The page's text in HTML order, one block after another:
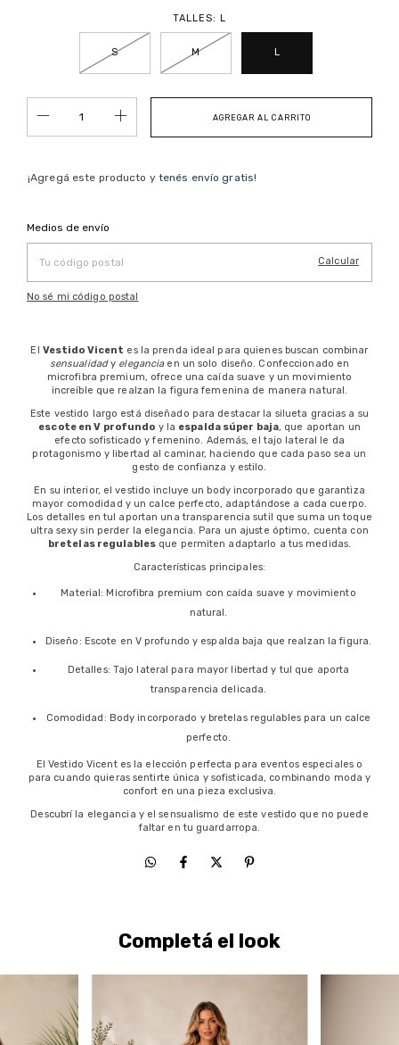
TALLES:L
S M L
¡Agregá este producto y tenés envío gratis!
Entregas para el CP:
Medios de envío
Calcular
No sé mi código postal
El Vestido Vicent es la prenda ideal para quienes buscan combinar
sensualidady eleganciaen un solo diseño. Confeccionado en
microfibra premium, ofrece una caída suave y un movimiento
increíble que realzan la figura femenina de manera natural.
Este vestido largo está diseñado para destacar la silueta gracias a su
escote en V profundo y la espalda súper baja, que aportan un
efecto sofisticado y femenino. Además, el tajo lateral le da
protagonismo y libertad al caminar, haciendo que cada paso sea un
gesto de confianza y estilo.
En su interior, el vestido incluye un body incorporado que garantiza
mayor comodidad y un calce perfecto, adaptándose a cada cuerpo.
Los detalles en tul aportan una transparencia sutil que suma un toque
ultra sexy sin perder la elegancia. Para un ajuste óptimo, cuenta con
bretelas regulablesque permiten adaptarlo a tus medidas.
Características principales:
Material: Microfibra premium con caída suave y movimiento
natural.
Diseño: Escote en V profundo y espalda baja que realzan la figura.
Detalles: Tajo lateral para mayor libertad y tul que aporta
transparencia delicada.
Comodidad: Body incorporado y bretelas regulables para un calce
perfecto.
El Vestido Vicent es la elección perfecta para eventos especiales o
para cuando quieras sentirte única y sofisticada, combinando moda y
confort en una pieza exclusiva.
Descubrí la elegancia y el sensualismo de este vestido que no puede
faltar en tu guardarropa.
Completá el look